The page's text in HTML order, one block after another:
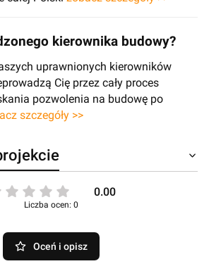
kierownika budowy?
uprawnionych kierowników
Cię przez cały proces
pozwolenia na budowę po
szczegóły >>
0.00
Liczba ocen: 0
Oceń i opisz